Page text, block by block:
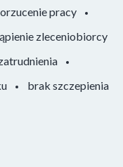
pracy
zleceniobiorcy
brak szczepienia